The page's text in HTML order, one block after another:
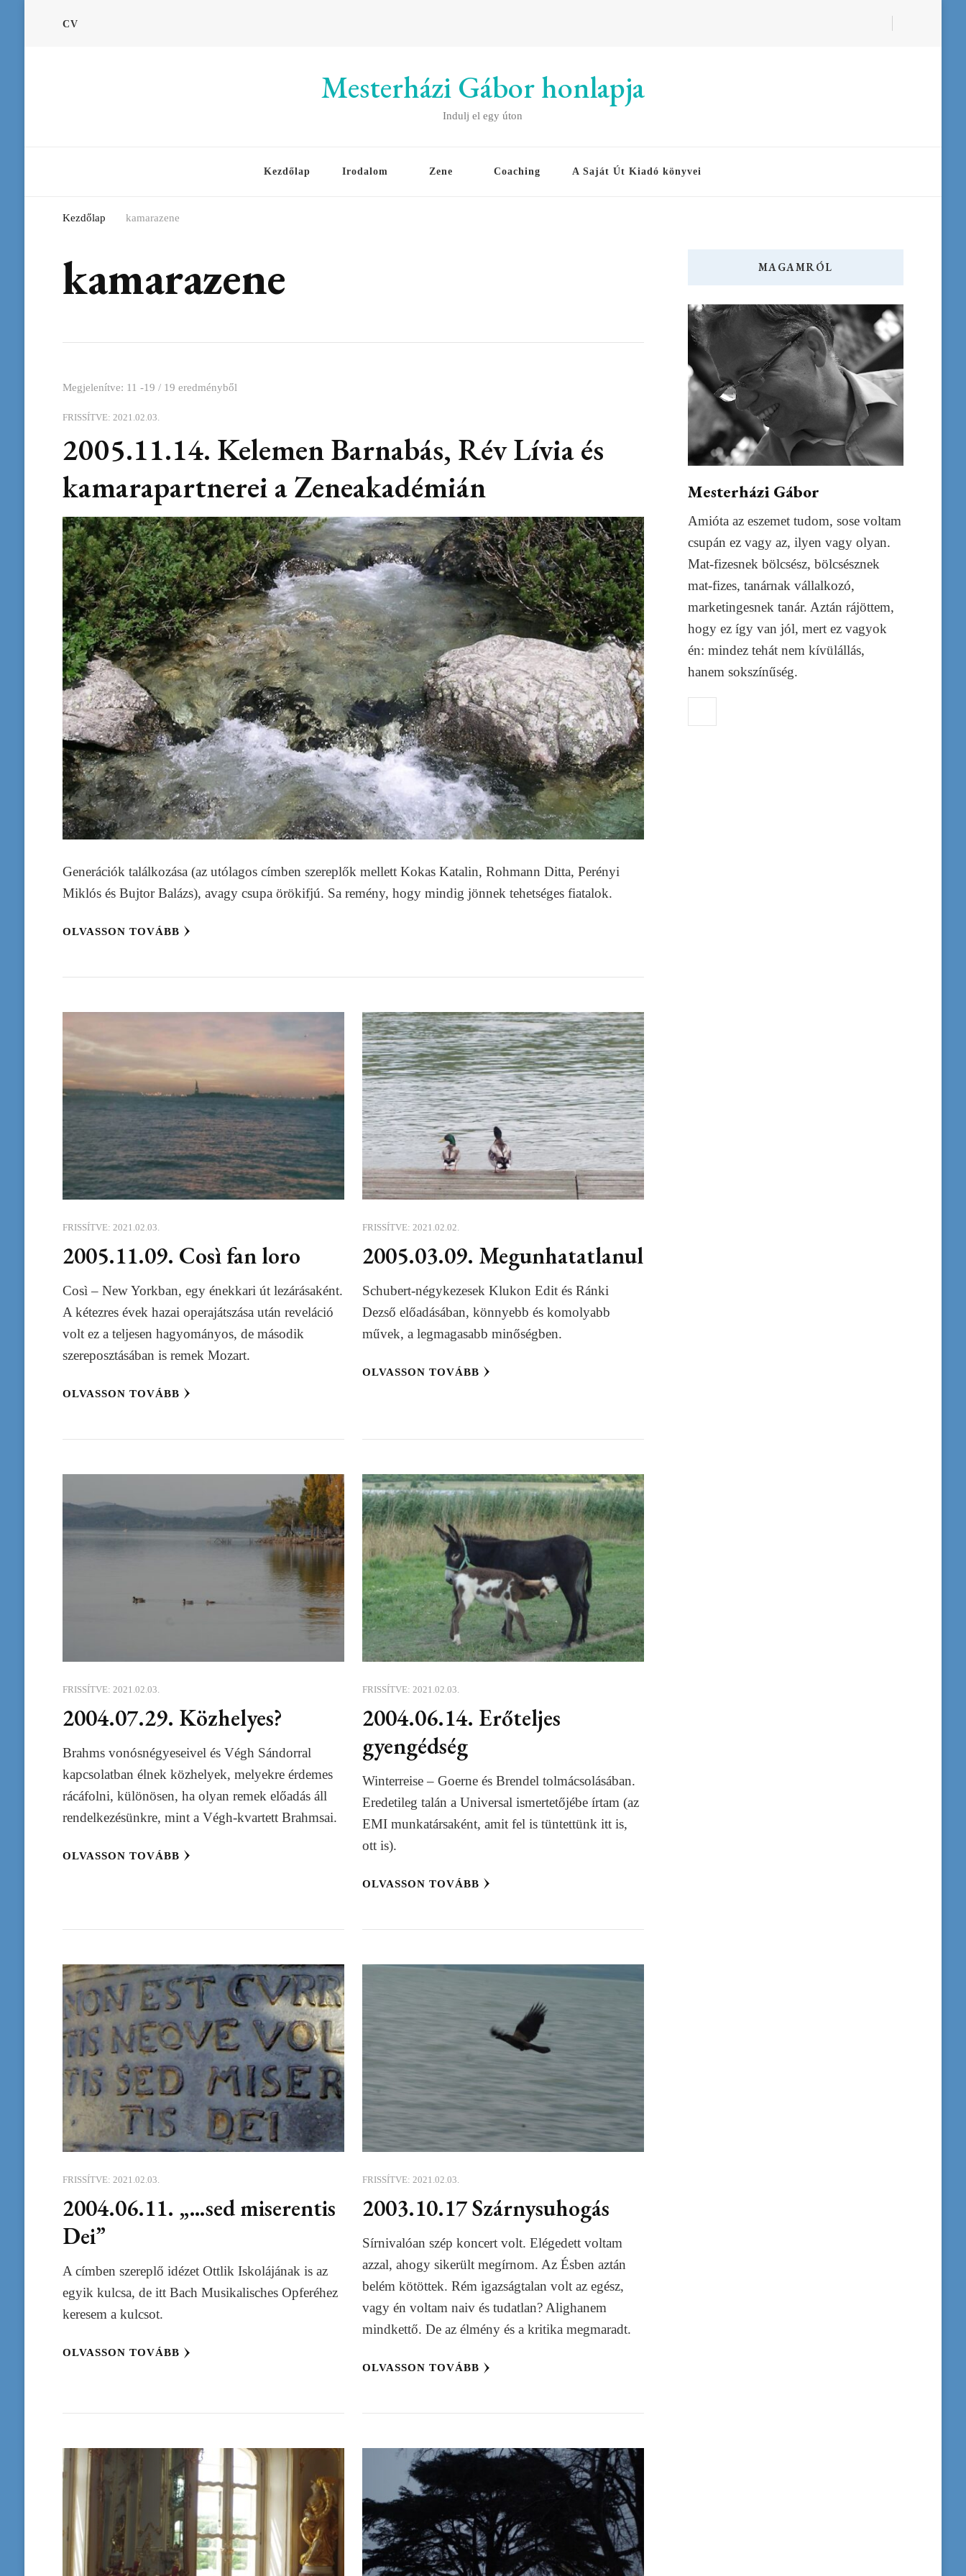
CV
Mesterházi Gábor honlapja
Indulj el egy úton
Kezdőlap Irodalom Zene Coaching A Saját Út Kiadó könyvei
Kezdőlap kamarazene
kamarazene
Megjelenítve: 11 -19 / 19 eredményből
FRISSÍTVE:2021.02.03.
2005.11.14. Kelemen Barnabás, Rév Lívia és
kamarapartnerei a Zeneakadémián
Generációk találkozása (az utólagos címben szereplők mellett Kokas Katalin, Rohmann Ditta, Perényi
Miklós és Bujtor Balázs), avagy csupa örökifjú. Sa remény, hogy mindig jönnek tehetséges fiatalok.
OLVASSON TOVÁBB
FRISSÍTVE:2021.02.03.
2005.11.09. Così fan loro
Così – New Yorkban, egy énekkari út lezárásaként.
A kétezres évek hazai operajátszása után reveláció
volt ez a teljesen hagyományos, de második
szereposztásában is remek Mozart.
OLVASSON TOVÁBB
FRISSÍTVE: 2021.02.02.
2005.03.09. Megunhatatlanul
Schubert-négykezesek Klukon Edit és Ránki
Dezső előadásában, könnyebb és komolyabb
művek, a legmagasabb minőségben.
OLVASSON TOVÁBB
FRISSÍTVE:2021.02.03.
2004.07.29. Közhelyes?
Brahms vonósnégyeseivel és Végh Sándorral
kapcsolatban élnek közhelyek, melyekre érdemes
rácáfolni, különösen, ha olyan remek előadás áll
rendelkezésünkre, mint a Végh-kvartett Brahmsai.
OLVASSON TOVÁBB
FRISSÍTVE: 2021.02.03.
2004.06.14. Erőteljes
gyengédség
Winterreise – Goerne és Brendel tolmácsolásában.
Eredetileg talán a Universal ismertetőjébe írtam (az
EMI munkatársaként, amit fel is tüntettünk itt is,
ott is).
OLVASSON TOVÁBB
FRISSÍTVE:2021.02.03.
2004.06.11. „…sed miserentis
Dei”
A címben szereplő idézet Ottlik Iskolájának is az
egyik kulcsa, de itt Bach Musikalisches Opferéhez
keresem a kulcsot.
OLVASSON TOVÁBB
FRISSÍTVE: 2021.02.03.
2003.10.17 Szárnysuhogás
Sírnivalóan szép koncert volt. Elégedett voltam
azzal, ahogy sikerült megírnom. Az Ésben aztán
belém kötöttek. Rém igazságtalan volt az egész,
vagy én voltam naiv és tudatlan? Alighanem
mindkettő. De az élmény és a kritika megmaradt.
OLVASSON TOVÁBB
MAGAMRÓL
Mesterházi Gábor
Amióta az eszemet tudom, sose voltam
csupán ez vagy az, ilyen vagy olyan.
Mat-fizesnek bölcsész, bölcsésznek
mat-fizes, tanárnak vállalkozó,
marketingesnek tanár. Aztán rájöttem,
hogy ez így van jól, mert ez vagyok
én: mindez tehát nem kívülállás,
hanem sokszínűség.